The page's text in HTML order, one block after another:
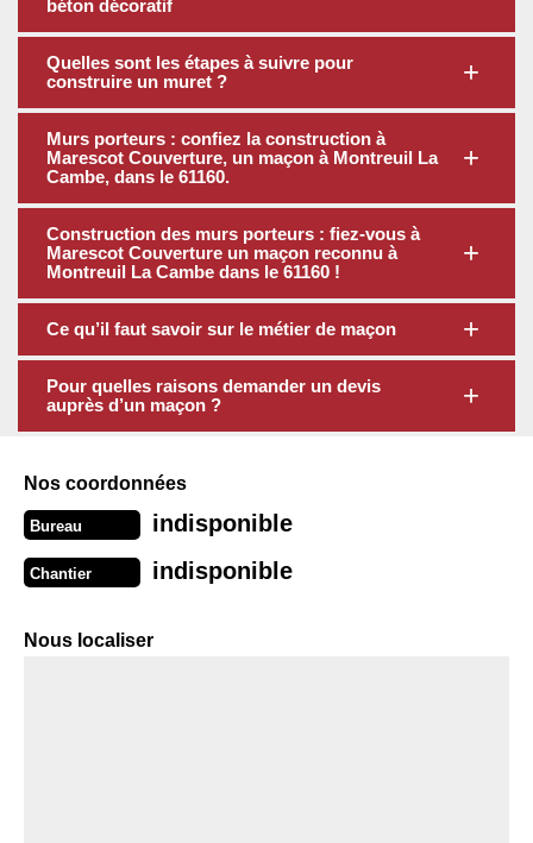
béton décoratif
Quelles sont les étapes à suivre pour
construire un muret ?
Murs porteurs : confiez la construction à
Marescot Couverture, un maçon à Montreuil La
Cambe, dans le 61160.
Construction des murs porteurs : fiez-vous à
Marescot Couverture un maçon reconnu à
Montreuil La Cambe dans le 61160 !
Ce qu’il faut savoir sur le métier de maçon
Pour quelles raisons demander un devis
auprès d’un maçon ?
Nos coordonnées
Bureau indisponible
Chantier indisponible
Nous localiser